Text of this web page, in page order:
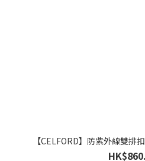
【CELFORD】防紫外線雙排